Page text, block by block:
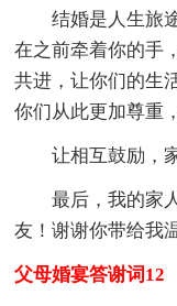
结婚是人生旅
在之前牵着你的手
共进，让你们的生
你们从此更加尊重
让相互鼓励，
最后，我的家
友！谢谢你带给我
父母婚宴答谢词12